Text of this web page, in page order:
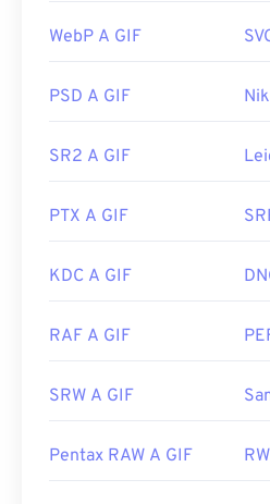
Inoltre, il formato GIF si
diffuso diAdobe Flash
Le GIF si aprono facilmente
web e sistemi operativi. Per
Photoshop. Su Windows,
NXT Proe altri. Su macOS,
Sviluppato da:CompuServe,
WebP A GIF
PSD A GIF
SR2 A GIF
PTX A GIF
KDC A GIF
RAF A GIF
SRW A GIF
Pentax RAW A GIF